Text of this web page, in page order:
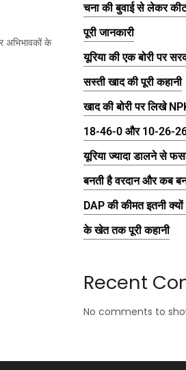
अभिभावकों के
चना की बुवाई से लेकर
पूरी जानकारी
यूरिया की एक बोरी पर
सस्ती खाद की पूरी कहानी
खाद की बोरी पर लिखे
18-46-0 और 10-26-26
यूरिया ज्यादा डालने से
बनती है वरदान और कब
DAP की कीमत इतनी
के खेत तक पूरी कहानी
Recent
No comments to